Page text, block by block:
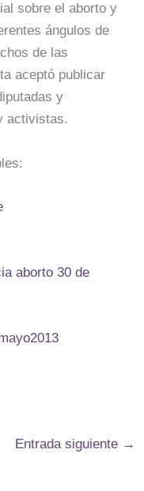
sobre el aborto y
ángulos de
de las
aceptó publicar
y
activistas.
aborto 30 de
Entrada siguiente →